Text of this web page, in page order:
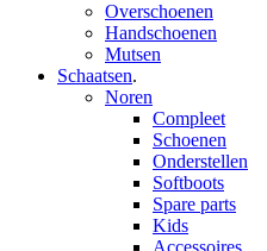
Overschoenen
Handschoenen
Mutsen
Schaatsen.
Noren
Compleet
Schoenen
Onderstellen
Softboots
Spare parts
Kids
Accessoires